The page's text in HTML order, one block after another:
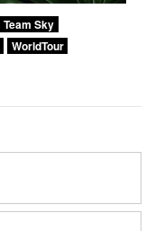
Team Sky
WorldTour